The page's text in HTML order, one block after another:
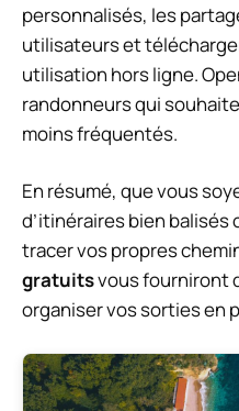
personnalisés, les
utilisateurs et
utilisation hors ligne.
randonneurs qui
moins fréquentés.
En résumé, que vous
d’itinéraires bien balisés
tracer vos propres
gratuitsvous fourniront
organiser vos sorties en